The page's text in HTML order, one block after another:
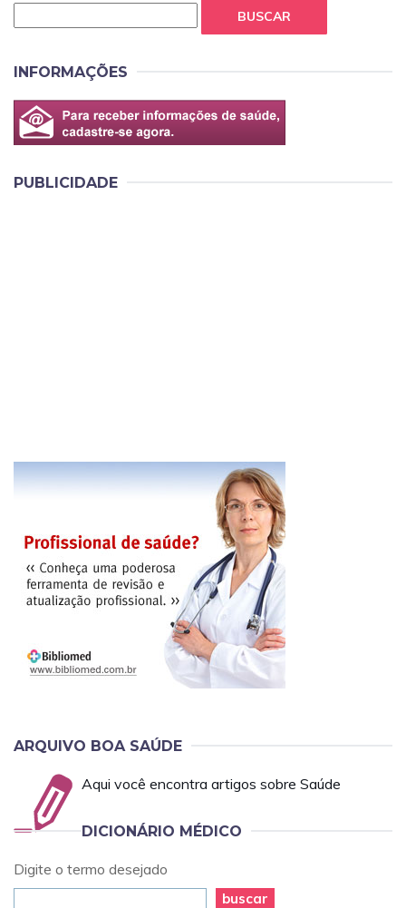
BUSCAR
INFORMAÇÕES
PUBLICIDADE
ARQUIVO BOA SAÚDE
Aqui você encontra artigos sobre Saúde
DICIONÁRIO MÉDICO
Digite o termo desejado
buscar